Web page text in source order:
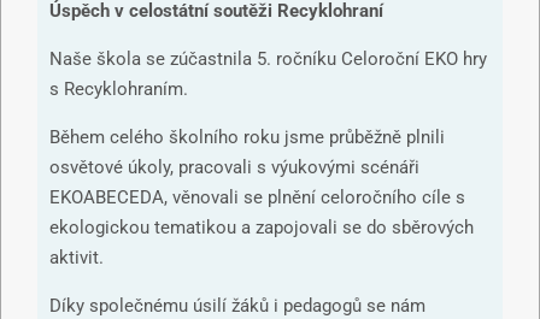
Úspěch v celostátní soutěži Recyklohraní
Naše škola se zúčastnila 5. ročníku Celoroční EKO hry
s Recyklohraním.
Během celého školního roku jsme průběžně plnili
osvětové úkoly, pracovali s výukovými scénáři
EKOABECEDA, věnovali se plnění celoročního cíle s
ekologickou tematikou a zapojovali se do sběrových
aktivit.
Díky společnému úsilí žáků i pedagogů se nám